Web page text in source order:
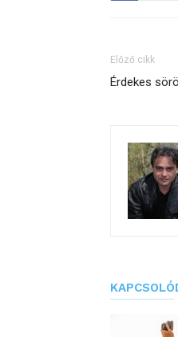
Előző cikk
Érdekes